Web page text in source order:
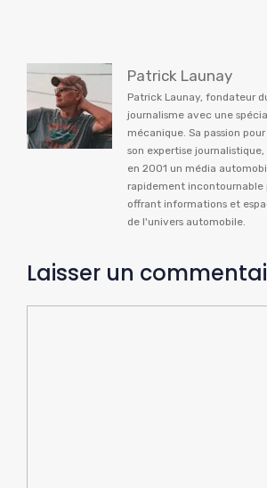
Patrick Launay
Patrick Launay, fondateur
journalisme avec une
mécanique. Sa passion
son expertise
en 2001 un média
rapidement incontournable
offrant informations et
de l'univers automobile.
Laisser un